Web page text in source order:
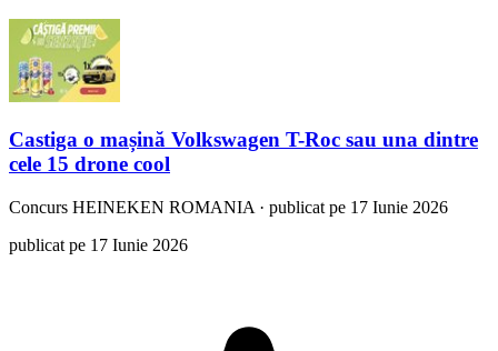
Castiga o mașină Volkswagen T-Roc sau una dintre
cele 15 drone cool
Concurs HEINEKEN ROMANIA · publicat pe 17 Iunie 2026
publicat pe 17 Iunie 2026